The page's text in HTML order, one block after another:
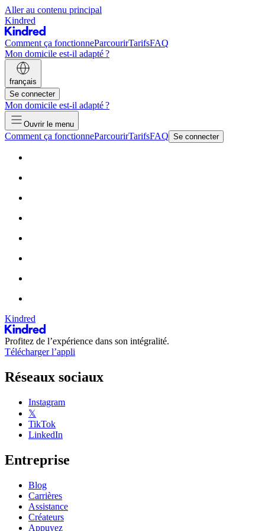
Aller au contenu principal
Kindred
Comment ça fonctionneParcourirTarifsFAQ
Mon domicile est-il adapté ?
français
Se connecter
Mon domicile est-il adapté ?
Ouvrir le menu
Comment ça fonctionneParcourirTarifsFAQ Se connecter
Kindred
Profitez de l’expérience dans son intégralité.
Télécharger l’appli
Réseaux sociaux
Instagram
𝕏
TikTok
LinkedIn
Entreprise
Blog
Carrières
Assistance
Créateurs
Appuyez